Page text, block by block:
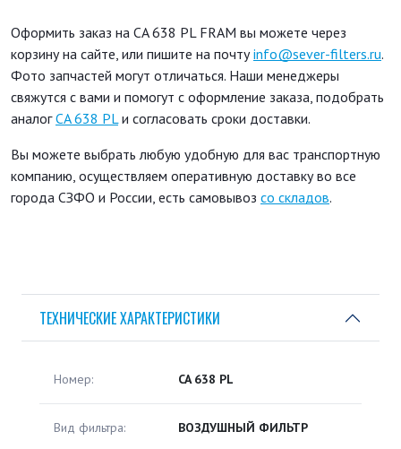
Оформить заказ на CA 638 PL FRAM вы можете через
корзину на сайте, или пишите на почтуinfo@sever-filters.ru.
Фото запчастей могут отличаться. Наши менеджеры
свяжутся с вами и помогут с оформление заказа, подобрать
аналогCA 638 PLи согласовать сроки доставки.
Вы можете выбрать любую удобную для вас транспортную
компанию, осуществляем оперативную доставку во все
города СЗФО и России, есть самовывоз со складов.
ТЕХНИЧЕСКИЕ ХАРАКТЕРИСТИКИ
Номер: CA 638 PL
Вид фильтра: ВОЗДУШНЫЙ ФИЛЬТР